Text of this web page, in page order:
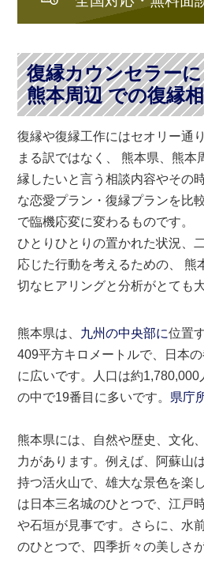
復縁カウンセラー
熊本周辺 での復縁
復縁や復縁工作にはセオリー通
まる訳ではなく、 熊本県、熊本
縁したいと言う相談内容やその
な恋愛プラン・復縁プランを比
で臨機応変に変わるものです。
ひとりひとりの置かれた状況、
応じた行動を考えるための、 熊
切なヒアリングと分析がとても
熊本県は、 九州の中央部に位置
409平方キロメートルで、日本
に広いです。人口は約1,780,000
の中で19番目に多いです。 県庁
熊本県には、自然や歴史、文化
力があります。例えば、阿蘇山
持つ活火山で、雄大な景色を楽
は日本三名城のひとつで、江戸
や石垣が見事です。さらに、水
のひとつで、四季折々の美しさ